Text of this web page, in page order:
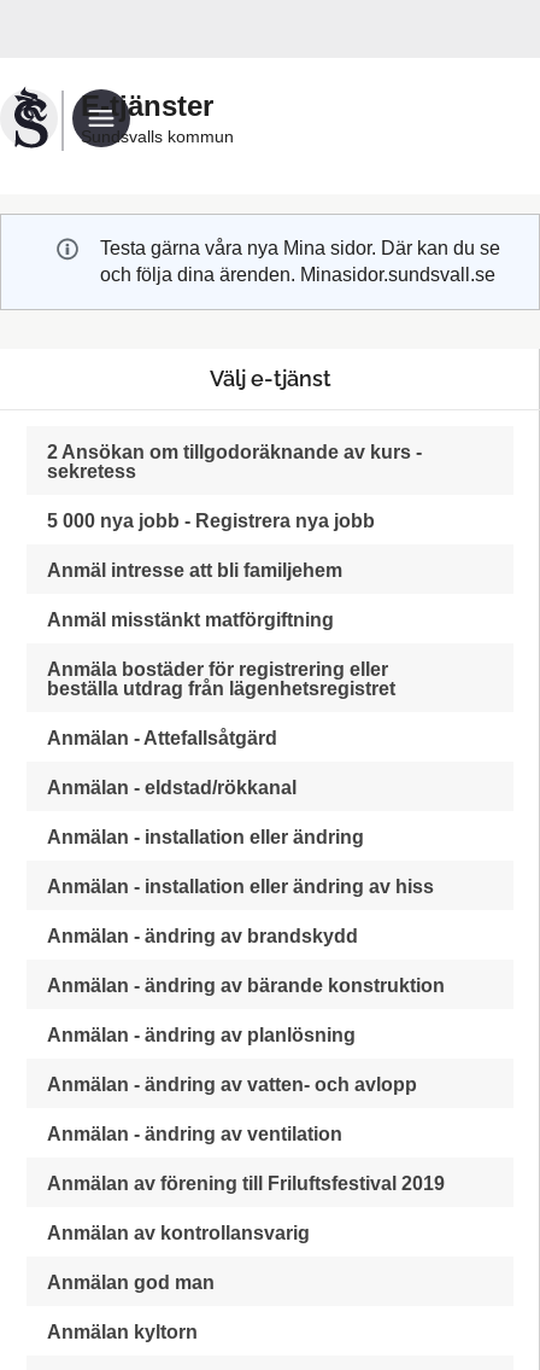
Sundsvalls
kommuns
e-
E-tjänster
Sundsvalls kommun
Testa gärna våra nya Mina sidor. Där kan du se
och följa dina ärenden. Minasidor.sundsvall.se
Välj e-tjänst
2 Ansökan om tillgodoräknande av kurs -
sekretess
5 000 nya jobb - Registrera nya jobb
Anmäl intresse att bli familjehem
Anmäl misstänkt matförgiftning
Anmäla bostäder för registrering eller
beställa utdrag från lägenhetsregistret
Anmälan - Attefallsåtgärd
Anmälan - eldstad/rökkanal
Anmälan - installation eller ändring
Anmälan - installation eller ändring av hiss
Anmälan - ändring av brandskydd
Anmälan - ändring av bärande konstruktion
Anmälan - ändring av planlösning
Anmälan - ändring av vatten- och avlopp
Anmälan - ändring av ventilation
Anmälan av förening till Friluftsfestival 2019
Anmälan av kontrollansvarig
Anmälan god man
Anmälan kyltorn